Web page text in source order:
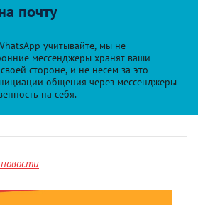
почту
учитывайте, мы не
мессенджеры хранят ваши
стороне, и не несем за это
общения через мессенджеры
на себя.